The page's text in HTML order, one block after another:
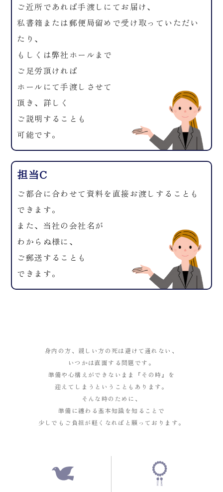
ご近所であれば手渡しにてお届け、
私書箱または郵便局留めで受け取っていただい
たり、
もしくは弊社ホールまで
ご足労頂ければ
ホールにて手渡しさせて
頂き、詳しく
ご説明することも
可能です。
担当C
ご都合に合わせて資料を直接お渡しすることも
できます。
また、当社の会社名が
わからぬ様に、
ご郵送することも
できます。
身内の方、親しい方の死は避けて通れない、
いつかは直面する問題です。
準備や心構えができないまま『その時』を
迎えてしまうということもあります。
そんな時のために、
準備に纏わる基本知識を知ることで
少しでもご負担が軽くなればと願っております。